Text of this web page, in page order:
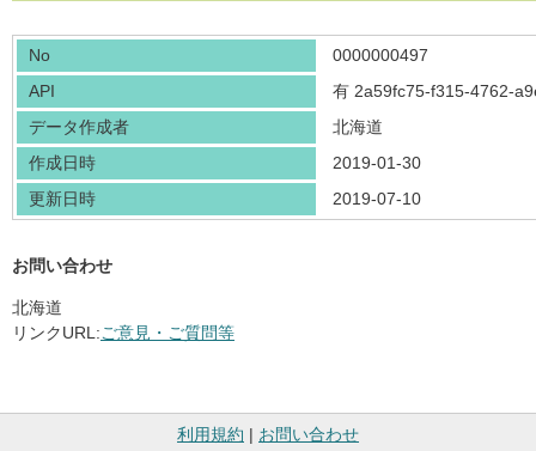
No
0000000497
API
有 2a59fc75-f315-4762-
データ作成者
北海道
作成日時
2019-01-30
更新日時
2019-07-10
お問い合わせ
北海道
リンクURL:ご意見・ご質問等
利用規約 | お問い合わせ